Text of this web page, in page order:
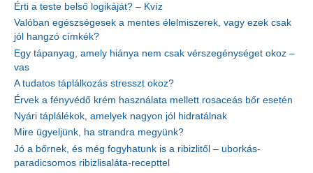
Érti a teste belső logikáját? – Kvíz
Valóban egészségesek a mentes élelmiszerek, vagy ezek csak
jól hangzó címkék?
Egy tápanyag, amely hiánya nem csak vérszegénységet okoz –
vas
A tudatos táplálkozás stresszt okoz?
Érvek a fényvédő krém használata mellett rosaceás bőr esetén
Nyári táplálékok, amelyek nagyon jól hidratálnak
Mire ügyeljünk, ha strandra megyünk?
Jó a bőrnek, és még fogyhatunk is a ribizlitől – uborkás-
paradicsomos ribizlisaláta-recepttel